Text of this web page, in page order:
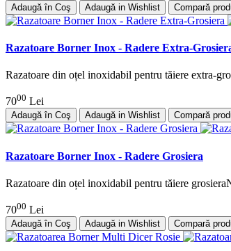
Adaugă în Coş Adaugă in Wishlist Compară
Razatoare Borner Inox - Radere Extra-
Razatoare din oțel inoxidabil pentru tăiere extra-
7000 Lei
Adaugă în Coş Adaugă in Wishlist Compară
Razatoare Borner Inox - Radere Grosiera
Razatoare din oțel inoxidabil pentru tăiere
7000 Lei
Adaugă în Coş Adaugă in Wishlist Compară